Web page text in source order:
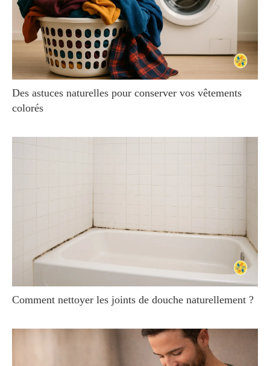
Des astuces naturelles pour conserver vos vêtements
colorés
Comment nettoyer les joints de douche naturellement ?